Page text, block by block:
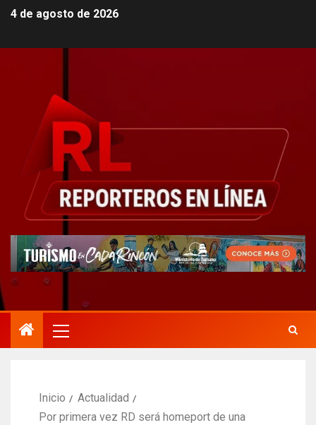
4 de agosto de 2026
Inicio
Actualidad
Por primera vez RD será homeport de una